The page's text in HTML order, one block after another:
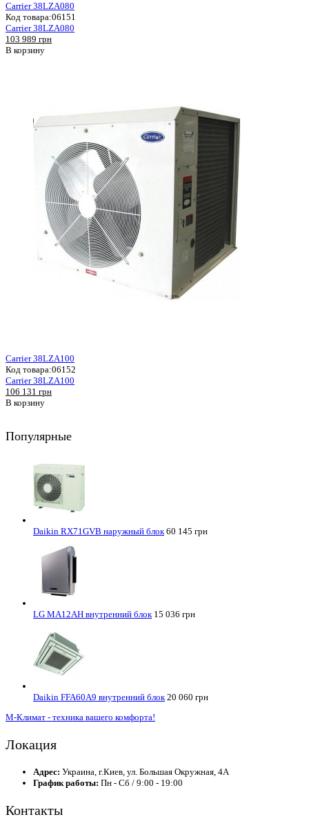
Carrier 38LZA080
Код товара:06151
Carrier 38LZA080
103 989 грн
В корзину
Carrier 38LZA100
Код товара:06152
Carrier 38LZA100
106 131 грн
В корзину
Популярные
Daikin RX71GVB наружный блок 60 145 грн
LG MA12AH внутренний блок 15 036 грн
Daikin FFA60A9 внутренний блок 20 060 грн
М-Климат - техника вашего комфорта!
Локация
Адрес: Украина, г.Киев, ул. Большая Окружная, 4А
График работы: Пн - Сб / 9:00 - 19:00
Контакты